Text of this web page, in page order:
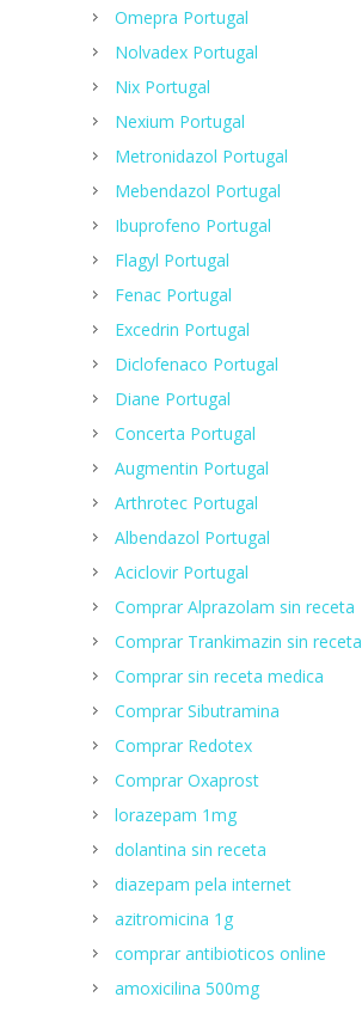
Omepra Portugal
Nolvadex Portugal
Nix Portugal
Nexium Portugal
Metronidazol Portugal
Mebendazol Portugal
Ibuprofeno Portugal
Flagyl Portugal
Fenac Portugal
Excedrin Portugal
Diclofenaco Portugal
Diane Portugal
Concerta Portugal
Augmentin Portugal
Arthrotec Portugal
Albendazol Portugal
Aciclovir Portugal
Comprar Alprazolam sin receta
Comprar Trankimazin sin receta
Comprar sin receta medica
Comprar Sibutramina
Сomprar Redotex
Comprar Oxaprost
lorazepam 1mg
dolantina sin receta
diazepam pela internet
azitromicina 1g
comprar antibioticos online
amoxicilina 500mg